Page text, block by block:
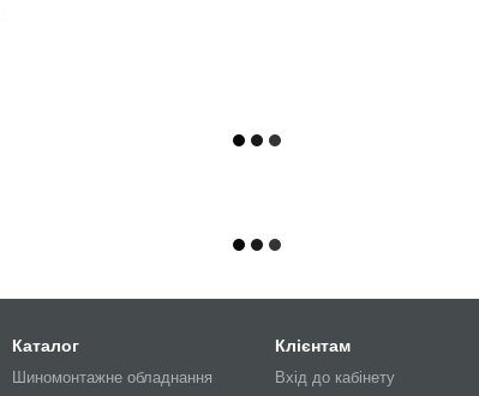
Каталог
Шиномонтажне обладнання
Клієнтам
Вхід до кабінету